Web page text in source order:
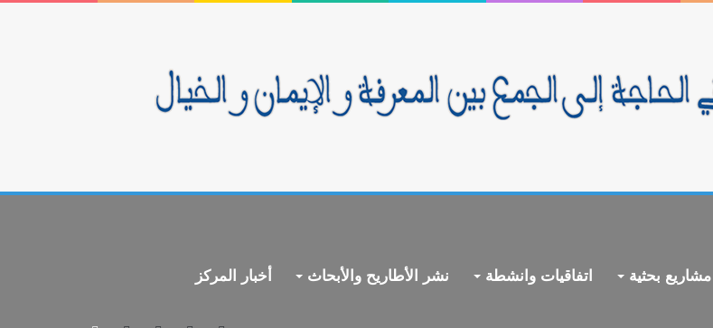
مشاريع بحثية اتفاقيات وانشطة نشر الأطاريح والأبحاث أخبار المركز